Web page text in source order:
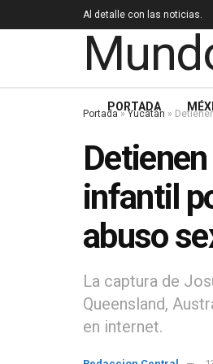
Al detalle con las noticias.
PORTADA
Portada»Yucatán »
infantil
abuso
La captura de
Queensland,
en internet.